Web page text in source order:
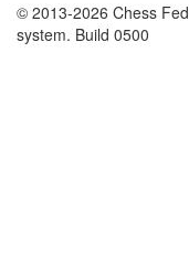
© 2013-2026 Chess
system. Build 0500